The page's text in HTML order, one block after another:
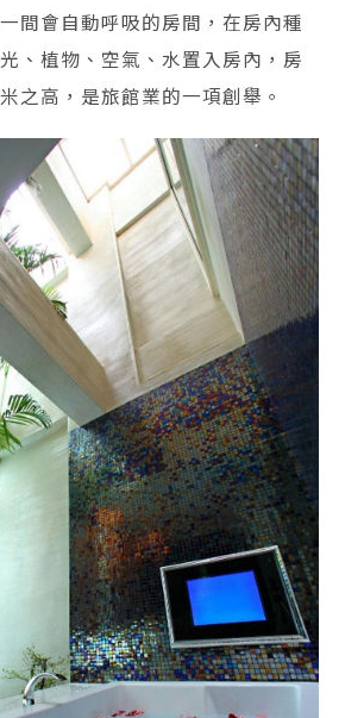
間會自動呼吸的房間，在房內種
、植物、空氣、水置入房內，房
之高，是旅館業的一項創舉。